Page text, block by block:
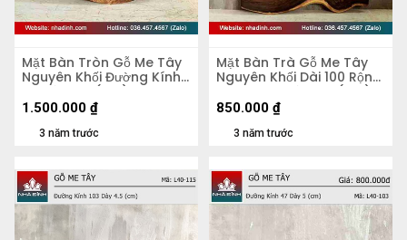
Mặt Bàn Tròn Gỗ Me Tây
Nguyên Khối Đường Kính
74 Dày 3.9 (cm)
3 năm trước
1.500.000 ₫
Mặt Bàn Trà Gỗ Me Tây
Nguyên Khối Dài 100 Rộng
67-44-90 Dày 2,8 (cm)
3 năm trước
850.000 ₫